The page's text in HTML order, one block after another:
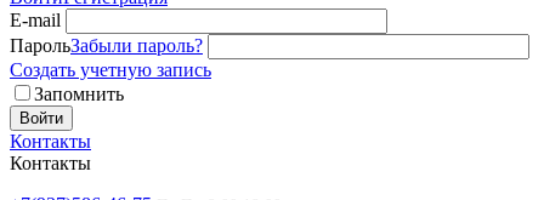
E-mail
ПарольЗабыли пароль?
Создать учетную запись
Запомнить
Войти
Контакты
Контакты